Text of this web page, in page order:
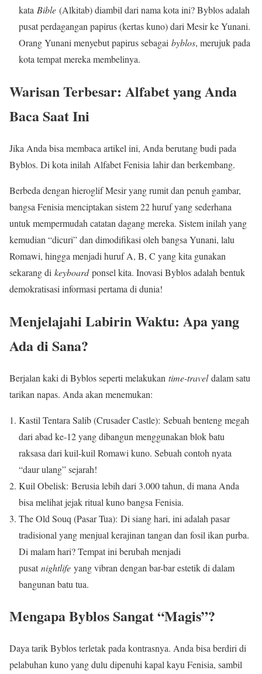
kata Bible (Alkitab) diambil dari nama kota ini? Byblos adalah
pusat perdagangan papirus (kertas kuno) dari Mesir ke Yunani.
Orang Yunani menyebut papirus sebagai byblos, merujuk pada
kota tempat mereka membelinya.
Warisan Terbesar: Alfabet yang Anda
Baca Saat Ini
Jika Anda bisa membaca artikel ini, Anda berutang budi pada
Byblos. Di kota inilah Alfabet Fenisia lahir dan berkembang.
Berbeda dengan hieroglif Mesir yang rumit dan penuh gambar,
bangsa Fenisia menciptakan sistem 22 huruf yang sederhana
untuk mempermudah catatan dagang mereka. Sistem inilah yang
kemudian “dicuri” dan dimodifikasi oleh bangsa Yunani, lalu
Romawi, hingga menjadi huruf A, B, C yang kita gunakan
sekarang di keyboardponsel kita. Inovasi Byblos adalah bentuk
demokratisasi informasi pertama di dunia!
Menjelajahi Labirin Waktu: Apa yang
Ada di Sana?
Berjalan kaki di Byblos seperti melakukan time-traveldalam satu
tarikan napas. Anda akan menemukan:
Kastil Tentara Salib (Crusader Castle): Sebuah benteng megah
dari abad ke-12 yang dibangun menggunakan blok batu
raksasa dari kuil-kuil Romawi kuno. Sebuah contoh nyata
“daur ulang” sejarah!
Kuil Obelisk: Berusia lebih dari 3.000 tahun, di mana Anda
bisa melihat jejak ritual kuno bangsa Fenisia.
The Old Souq (Pasar Tua): Di siang hari, ini adalah pasar
tradisional yang menjual kerajinan tangan dan fosil ikan purba.
Di malam hari? Tempat ini berubah menjadi
pusatnightlife yang vibran dengan bar-bar estetik di dalam
bangunan batu tua.
Mengapa Byblos Sangat “Magis”?
Daya tarik Byblos terletak pada kontrasnya. Anda bisa berdiri di
pelabuhan kuno yang dulu dipenuhi kapal kayu Fenisia, sambil